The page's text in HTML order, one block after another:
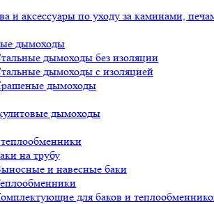
и аксессуары по уходу за каминами,
дымоходы
дымоходы без изоляции
дымоходы с изоляцией
дымоходы
дымоходы
на трубу
и навесные баки
для баков и